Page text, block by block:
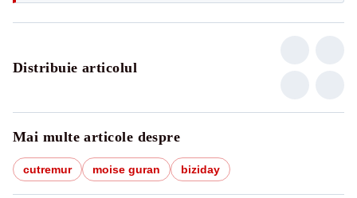
Distribuie articolul
Mai multe articole despre
cutremur moise guran biziday